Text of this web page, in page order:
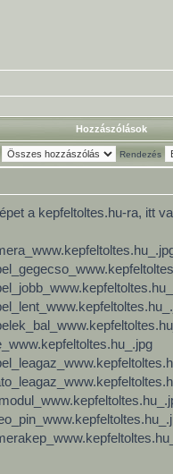
Hozzászólások
Rendezés
a kepfeltoltes.hu-ra, itt